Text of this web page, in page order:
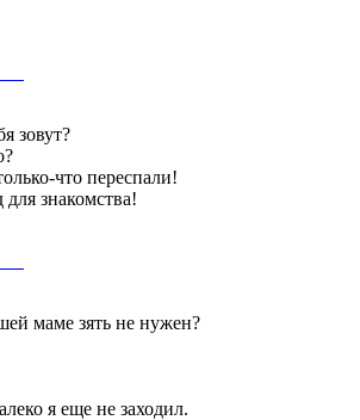
зовут?
что переспали!
знакомства!
маме зять не нужен?
я еще не заходил.